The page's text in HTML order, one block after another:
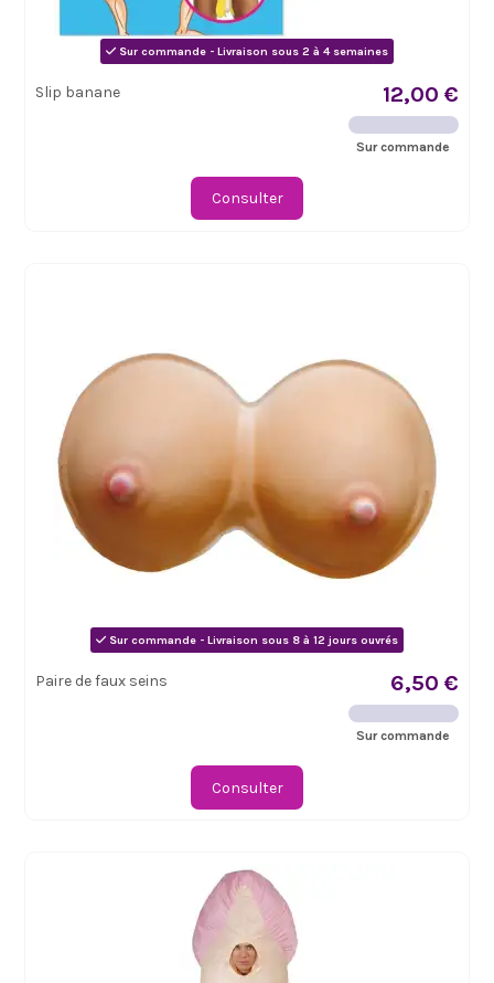
Sur commande - Livraison sous 2 à 4 semaines
Slip banane 12,00 €
Sur commande
Consulter
Sur commande - Livraison sous 8 à 12 jours ouvrés
Paire de faux seins 6,50 €
Sur commande
Consulter